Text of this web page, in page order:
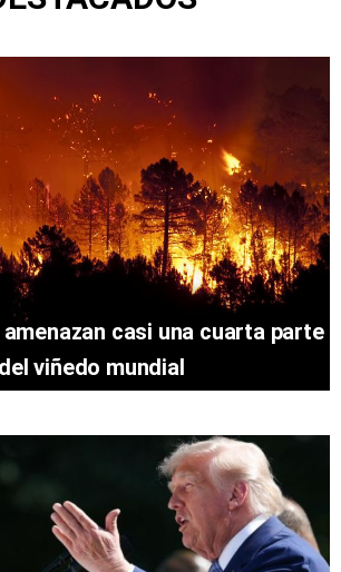
casi una cuarta parte
del viñedo mundial